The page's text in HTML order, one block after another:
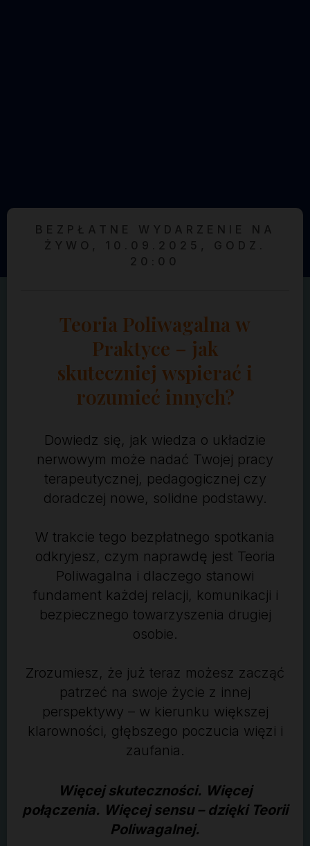
BEZPŁATNE WYDARZENIE NA
ŻYWO, 10.09.2025, GODZ.
20:00
Teoria Poliwagalna w
Praktyce – jak
skuteczniej wspierać i
rozumieć innych?
Dowiedz się, jak wiedza o układzie
nerwowym może nadać Twojej pracy
terapeutycznej, pedagogicznej czy
doradczej nowe, solidne podstawy.
W trakcie tego bezpłatnego spotkania
odkryjesz, czym naprawdę jest Teoria
Poliwagalna i dlaczego stanowi
fundament każdej relacji, komunikacji i
bezpiecznego towarzyszenia drugiej
osobie.
Zrozumiesz, że już teraz możesz zacząć
patrzeć na swoje życie z innej
perspektywy – w kierunku większej
klarowności, głębszego poczucia więzi i
zaufania.
Więcej skuteczności. Więcej
połączenia. Więcej sensu – dzięki Teorii
Poliwagalnej.